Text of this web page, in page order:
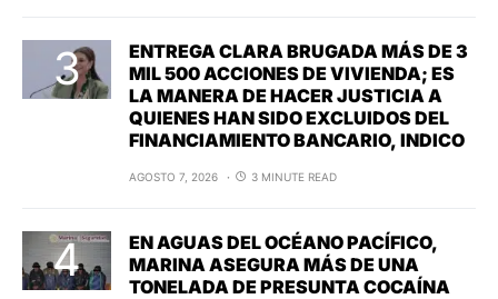
ENTREGA CLARA BRUGADA MÁS DE 3
MIL 500 ACCIONES DE VIVIENDA; ES
LA MANERA DE HACER JUSTICIA A
QUIENES HAN SIDO EXCLUIDOS DEL
FINANCIAMIENTO BANCARIO, INDICO
AGOSTO 7, 2026 3 MINUTE READ
EN AGUAS DEL OCÉANO PACÍFICO,
MARINA ASEGURA MÁS DE UNA
TONELADA DE PRESUNTA COCAÍNA